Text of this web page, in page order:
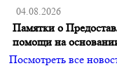
04.08.2026
Памятки о
помощи на
Посмотреть все